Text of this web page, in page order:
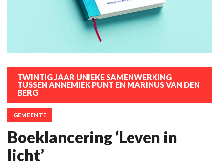
TWINTIG JAAR UNIEKE SAMENWERKING
TUSSEN ANNEMIEK PUNT EN MARINUS VAN DEN
BERG
GEMEENTE
Boeklancering ‘Leven in
licht’